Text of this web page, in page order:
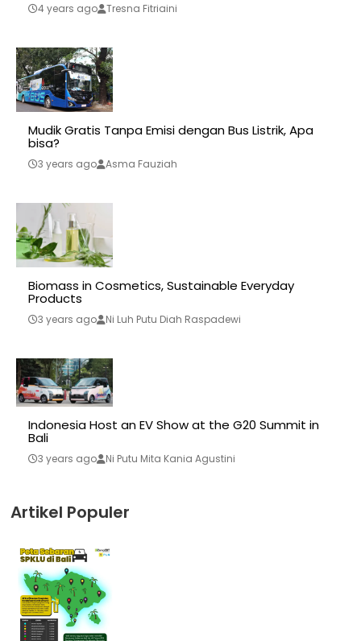
4 years ago Tresna Fitriaini
Mudik Gratis Tanpa Emisi dengan Bus Listrik, Apa
bisa?
3 years ago Asma Fauziah
Biomass in Cosmetics, Sustainable Everyday
Products
3 years ago Ni Luh Putu Diah Raspadewi
Indonesia Host an EV Show at the G20 Summit in
Bali
3 years ago Ni Putu Mita Kania Agustini
Artikel Populer